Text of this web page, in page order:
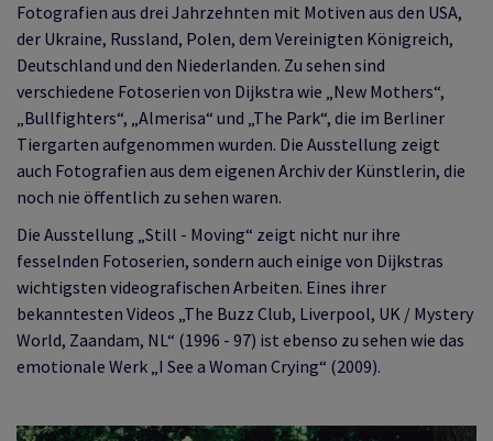
Fotografien aus drei Jahrzehnten mit Motiven aus den USA,
der Ukraine, Russland, Polen, dem Vereinigten Königreich,
Deutschland und den Niederlanden. Zu sehen sind
verschiedene Fotoserien von Dijkstra wie „New Mothers“,
„Bullfighters“, „Almerisa“ und „The Park“, die im Berliner
Tiergarten aufgenommen wurden. Die Ausstellung zeigt
auch Fotografien aus dem eigenen Archiv der Künstlerin, die
noch nie öffentlich zu sehen waren.
Die Ausstellung „Still - Moving“ zeigt nicht nur ihre
fesselnden Fotoserien, sondern auch einige von Dijkstras
wichtigsten videografischen Arbeiten. Eines ihrer
bekanntesten Videos „The Buzz Club, Liverpool, UK / Mystery
World, Zaandam, NL“ (1996 - 97) ist ebenso zu sehen wie das
emotionale Werk „I See a Woman Crying“ (2009).